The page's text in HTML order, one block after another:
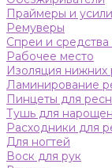
Праймеры и
Ремуверы
Спреи и средства
Рабочее место
Изоляция нижних
Ламинирование
Пинцеты для
Тушь для
Расходники для
Для ногтей
Воск для рук